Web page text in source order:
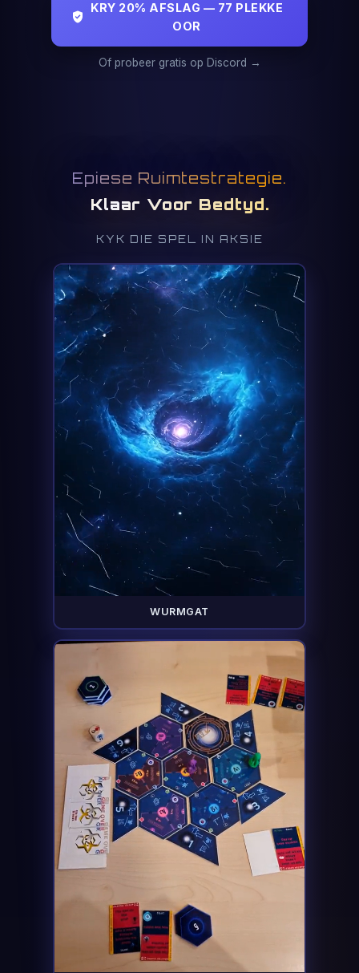
KRY 20% AFSLAG — 77 PLEKKE
OOR
Of probeer gratis op Discord →
Epiese Ruimtestrategie.
Klaar Voor Bedtyd.
KYK DIE SPEL IN AKSIE
WURMGAT